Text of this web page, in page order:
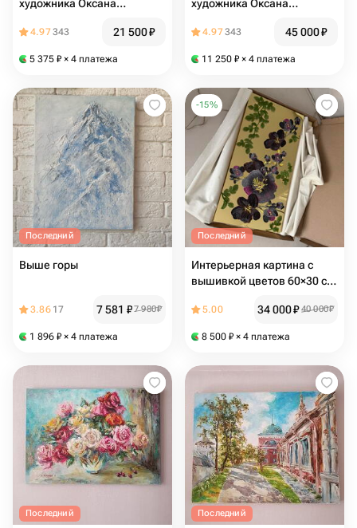
художника Оксана
4.97343 21 500₽
5 375 ₽ × 4 платежа
художника Оксана
60*60
4.97343 45 000₽
11 250 ₽ × 4 платежа
Последний
Выше горы
3.86 17 7 581 ₽7 980₽
1 896 ₽ × 4 платежа
-15%
Последний
Интерьерная картина с
вышивкой цветов 60×30 см
подруге на новоселье и
5.00 34 000₽ 40 000₽
8 500 ₽ × 4 платежа
Последний Последний